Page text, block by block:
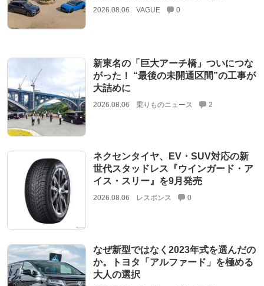
2026.08.06 VAGUE 0
新東名の「巨大アーチ橋」ついにつな
がった！ “最後の未開通区間”の工事が
大詰めに
2026.08.06 乗りものニュース 2
ネクセンタイヤ、EV・SUV対応の新
世代スタッドレス『ウインガード・ア
イス・スリー』を9月発売
2026.08.06 レスポンス 0
なぜ新型ではなく2023年式を選んだの
か。トヨタ「アルファード」を極める
大人の選択